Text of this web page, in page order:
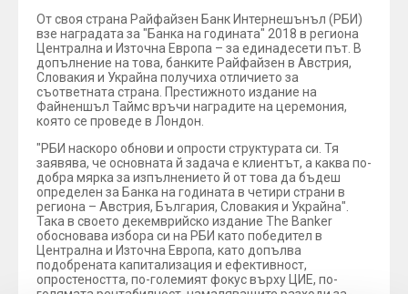
От своя страна Райфайзен Банк Интернешънъл (РБИ)
взе наградата за "Банка на годината" 2018 в региона
Централна и Източна Европа – за единадесети път. В
допълнение на това, банките Райфайзен в Австрия,
Словакия и Украйна получиха отличието за
съответната страна. Престижното издание на
Файненшъл Таймс връчи наградите на церемония,
която се проведе в Лондон.
"РБИ наскоро обнови и опрости структурата си. Тя
заявява, че основната й задача е клиентът, а каква по-
добра мярка за изпълнението й от това да бъдеш
определен за Банка на годината в четири страни в
региона – Австрия, България, Словакия и Украйна".
Така в своето декемврийско издание The Banker
обосновава избора си на РБИ като победител в
Централна и Източна Европа, като допълва
подобрената капитализация и ефективност,
опростеността, по-големият фокус върху ЦИЕ, по-